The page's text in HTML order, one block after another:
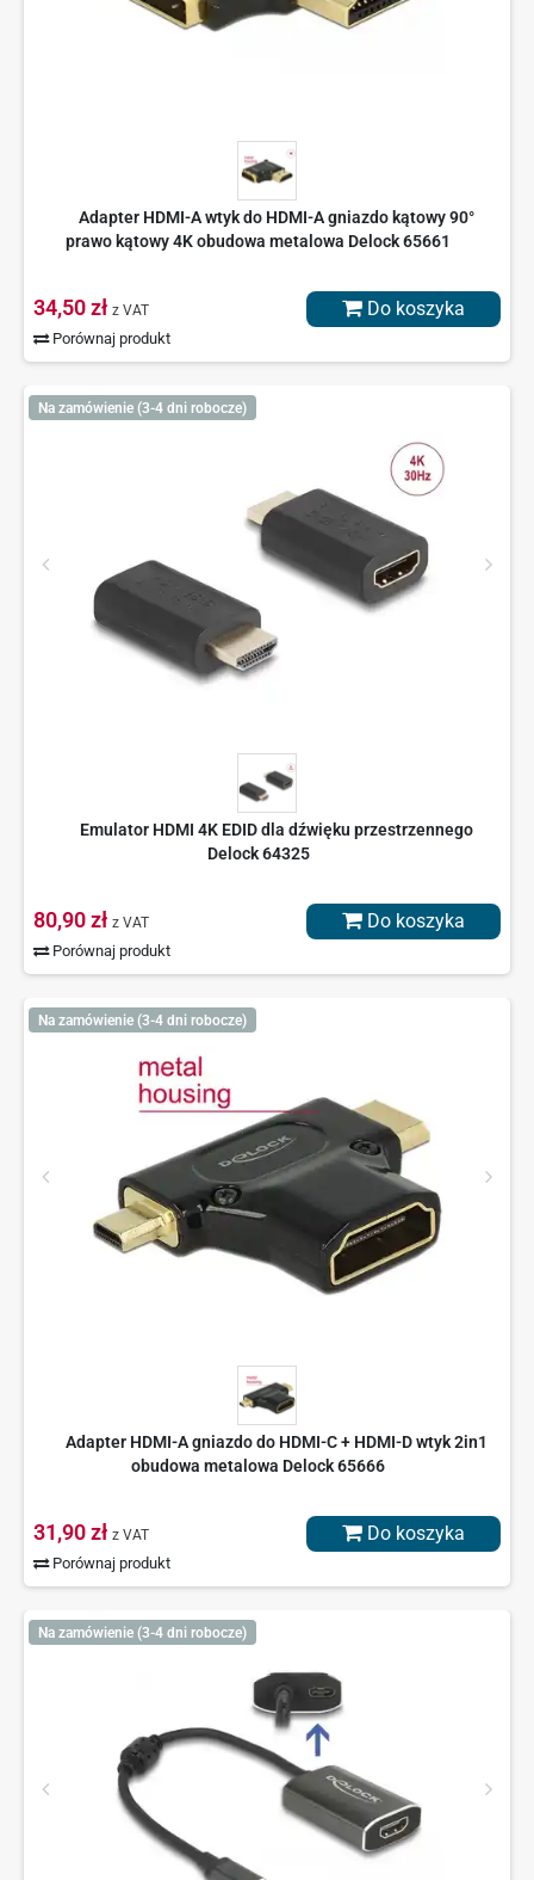
Adapter HDMI-A wtyk do HDMI-A gniazdo kątowy 90°
prawo kątowy 4K obudowa metalowa Delock 65661
34,50 zł z VAT
Porównaj produkt
Do koszyka
Na zamówienie (3-4 dni robocze)
Emulator HDMI 4K EDID dla dźwięku przestrzennego
Delock 64325
80,90 zł z VAT
Porównaj produkt
Do koszyka
Na zamówienie (3-4 dni robocze)
Adapter HDMI-A gniazdo do HDMI-C + HDMI-D wtyk 2in1
obudowa metalowa Delock 65666
31,90 zł z VAT
Porównaj produkt
Do koszyka
Na zamówienie (3-4 dni robocze)